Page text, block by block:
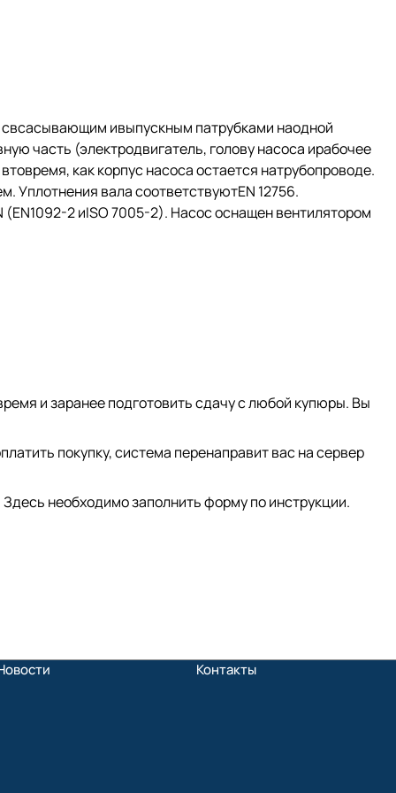
ивыпускным патрубками наодной
часть (электродвигатель, голову насоса ирабочее
как корпус насоса остается натрубопроводе.
вала соответствуютEN 12756.
2 иISO 7005-2). Насос оснащен вентилятором
и заранее подготовить сдачу с любой купюры. Вы
покупку, система перенаправит вас на сервер
необходимо заполнить форму по инструкции.
Контакты